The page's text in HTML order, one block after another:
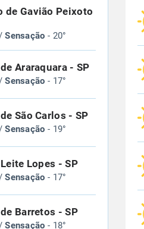
de Gavião Peixoto
/Sensação - 20°
Araraquara - SP
/Sensação - 17°
São Carlos - SP
/Sensação - 19°
Lopes - SP
/Sensação - 17°
Barretos - SP
/Sensação - 18°